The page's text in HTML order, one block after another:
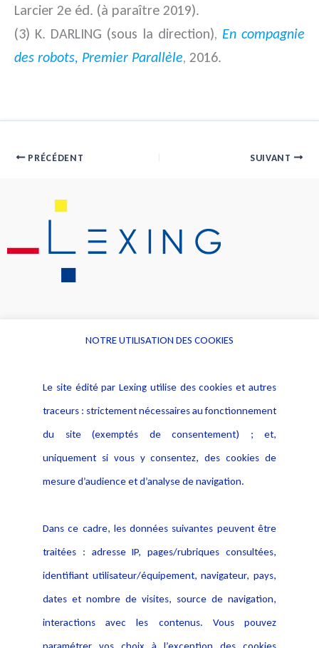
Larcier 2e éd. (à paraître 2019).
(3) K. DARLING (sous la direction), En compagnie
des robots, Premier Parallèle, 2016.
PRÉCÉDENT SUIVANT
Alerte professionnelle
Déclaration d'accessibilité
Notice Légale
Politique de protection des
données
Publications
NOTRE UTILISATION DES COOKIES
Le site édité par Lexing utilise des cookies et autres
traceurs : strictement nécessaires au fonctionnement
du site (exemptés de consentement) ; et,
uniquement si vous y consentez, des cookies de
mesure d’audience et d’analyse de navigation.
Dans ce cadre, les données suivantes peuvent être
traitées : adresse IP, pages/rubriques consultées,
identifiant utilisateur/équipement, navigateur, pays,
dates et nombre de visites, source de navigation,
interactions avec les contenus. Vous pouvez